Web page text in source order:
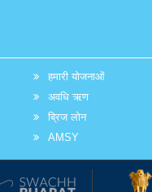
हमारी योजनाओं
अवधि ऋण
ब्रिज लोन
AMSY